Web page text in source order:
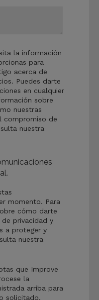
la información
para
acerca de
Puedes darte
en cualquier
sobre
nuestras
compromiso de
nuestra
momento. Para
cómo darte
privacidad y
a proteger y
nuestra
que Improve
la
arriba para
solicitado.